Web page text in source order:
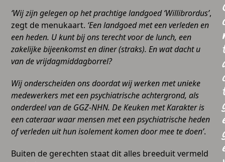
‘Wij zijn gelegen op het prachtige landgoed ‘Willibrordus’,
zegt de menukaart. ‘Een landgoed met een verleden en
een heden. U kunt bij ons terecht voor de lunch, een
zakelijke bijeenkomst en diner (straks). En wat dacht u
van de vrijdagmiddagborrel?
Wij onderscheiden ons doordat wij werken met unieke
medewerkers met een psychiatrische achtergrond, als
onderdeel van de GGZ-NHN. De Keuken met Karakter is
een cateraar waar mensen met een psychiatrische heden
of verleden uit hun isolement komen door mee te doen’.
Buiten de gerechten staat dit alles breeduit vermeld
t
t